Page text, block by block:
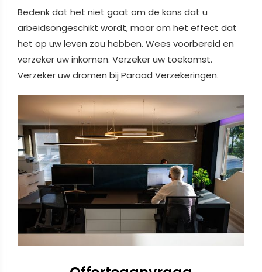
Bedenk dat het niet gaat om de kans dat u
arbeidsongeschikt wordt, maar om het effect dat
het op uw leven zou hebben. Wees voorbereid en
verzeker uw inkomen. Verzeker uw toekomst.
Verzeker uw dromen bij Paraad Verzekeringen.